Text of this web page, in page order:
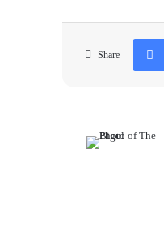
Share